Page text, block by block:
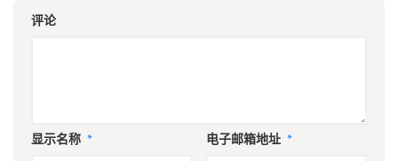
评论
显示名称 * 电子邮箱地址 *